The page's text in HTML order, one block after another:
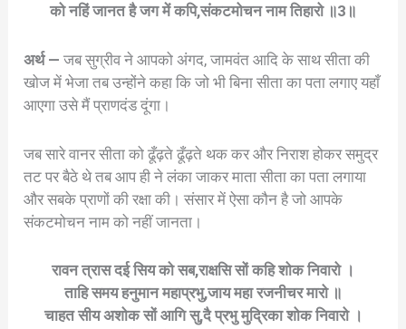
को नहिं जानत है जग में कपि,संकटमोचन नाम तिहारो ॥3॥
अर्थ —जब सुग्रीव ने आपको अंगद, जामवंत आदि के साथ सीता की
खोज में भेजा तब उन्होंने कहा कि जो भी बिना सीता का पता लगाए यहाँ
आएगा उसे मैं प्राणदंड दूंगा।
जब सारे वानर सीता को ढूँढ़ते ढूँढ़ते थक कर और निराश होकर समुद्र
तट पर बैठे थे तब आप ही ने लंका जाकर माता सीता का पता लगाया
और सबके प्राणों की रक्षा की। संसार में ऐसा कौन है जो आपके
संकटमोचन नाम को नहीं जानता।
रावन त्रास दई सिय को सब,राक्षसि सों कहि शोक निवारो ।
ताहि समय हनुमान महाप्रभु,जाय महा रजनीचर मारो ॥
चाहत सीय अशोक सों आगि सु,दै प्रभु मुद्रिका शोक निवारो ।